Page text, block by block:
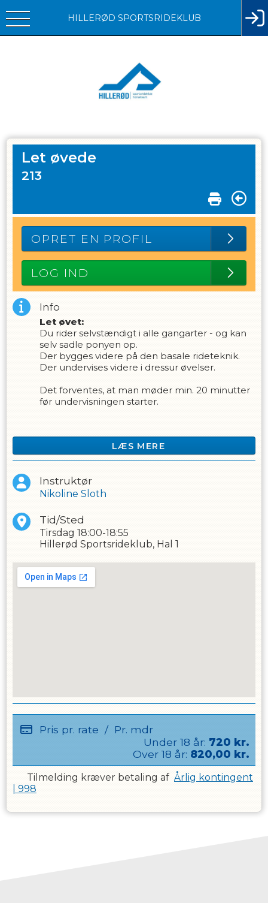
HILLERØD SPORTSRIDEKLUB
Let øvede
213
OPRET EN PROFIL
LOG IND
Info
Let øvet:
Du rider selvstændigt i alle gangarter - og kan
selv sadle ponyen op.
Der bygges videre på den basale rideteknik.
Der undervises videre i dressur øvelser.
Det forventes, at man møder min. 20 minutter
før undervisningen starter.
trukket hver d. 1. i måneden fra dit
Der er løbende måned + 30 dages opsigelse
det ske skriftligt til
rideskolen@hillerodsportsrideklub.dk
undervisning på grund af sommerferie.
LÆS MERE
Instruktør
Nikoline Sloth
Tid/Sted
Tirsdag 18:00-18:55
Hillerød Sportsrideklub, Hal 1
Pris pr. rate / Pr. mdr
Under 18 år: 720 kr.
Over 18 år: 820,00 kr.
Tilmelding kræver betaling af Årlig kontingent
| 998